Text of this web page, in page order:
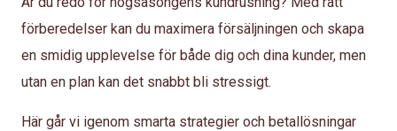
förberedelser kan du maximera försäljningen och skapa
en smidig upplevelse för både dig och dina kunder, men
utan en plan kan det snabbt bli stressigt.
Här går vi igenom smarta strategier och betallösningar